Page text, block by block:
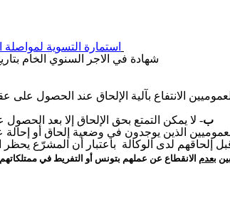
استمارة التسوية لمواصلة
5 شهادة في الاجر السنوي الخام
الانتفاع بآلية الإلحاق عند الحصول
ب‌-
الذين يوجدون في وضعية إلحاق أو إحالة
إلحاقهم لدى الوكالة باعتبار أن المشرّع
بعدم الانقطاع عن عملهم بتونس أو التفريط في